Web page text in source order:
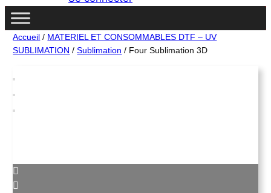
h
e
Accueil / MATERIEL ET CONSOMMABLES DTF – UV
SUBLIMATION /Sublimation / Four Sublimation 3D